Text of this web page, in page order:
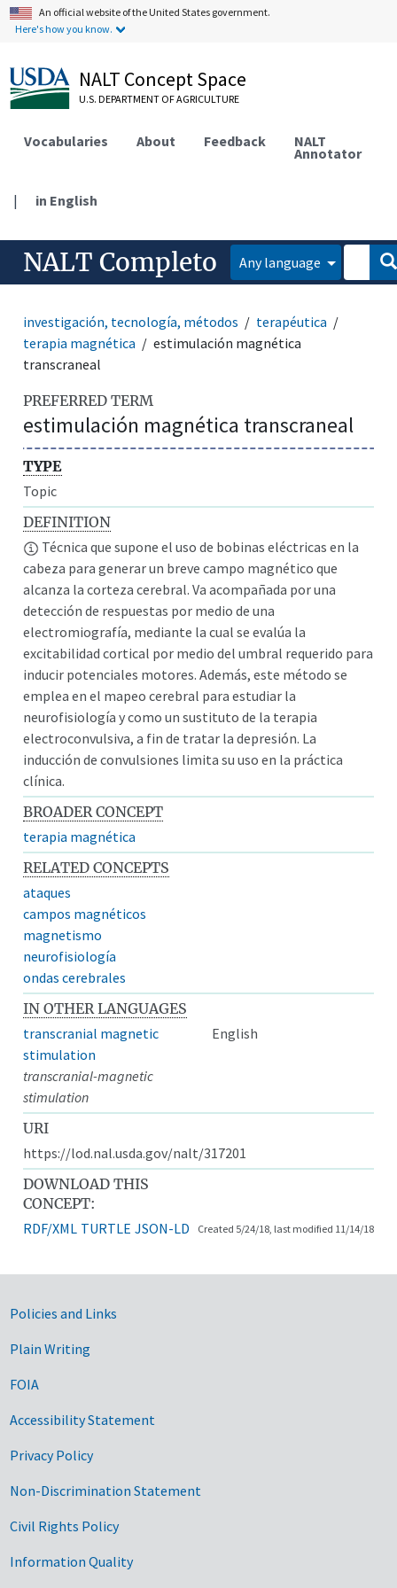
An official website of the United States government.
Here's how you know.
NALT Concept Space
U.S. DEPARTMENT OF AGRICULTURE
Vocabularies About Feedback NALT
Annotator
| in English
NALT Completo Any language
investigación, tecnología, métodos
terapéutica
terapia magnética
estimulación magnética
transcraneal
PREFERRED TERM
estimulación magnética transcraneal
TYPE
Topic
DEFINITION
Técnica que supone el uso de bobinas eléctricas en la
cabeza para generar un breve campo magnético que
alcanza la corteza cerebral. Va acompañada por una
detección de respuestas por medio de una
electromiografía, mediante la cual se evalúa la
excitabilidad cortical por medio del umbral requerido para
inducir potenciales motores. Además, este método se
emplea en el mapeo cerebral para estudiar la
neurofisiología y como un sustituto de la terapia
electroconvulsiva, a fin de tratar la depresión. La
inducción de convulsiones limita su uso en la práctica
clínica.
BROADER CONCEPT
terapia magnética
RELATED CONCEPTS
ataques
campos magnéticos
magnetismo
neurofisiología
ondas cerebrales
IN OTHER LANGUAGES
transcranial magnetic
stimulation
English
transcranial-magnetic
stimulation
URI
https://lod.nal.usda.gov/nalt/317201
DOWNLOAD THIS
CONCEPT:
RDF/XML TURTLE JSON-LD Created 5/24/18, last modified 11/14/18
Government Links
Policies and Links
Plain Writing
FOIA
Accessibility Statement
Privacy Policy
Non-Discrimination Statement
Civil Rights Policy
Information Quality